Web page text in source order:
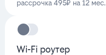
рассрочка 495₽ на 12 мес.
Wi-Fi роутер